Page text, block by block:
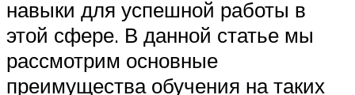
навыки для успешной работы в
этой сфере. В данной статье мы
рассмотрим основные
преимущества обучения на таких